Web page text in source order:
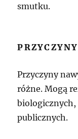
smutku.
Przyczyny
różne. Mogą
biologicznych,
publicznych.